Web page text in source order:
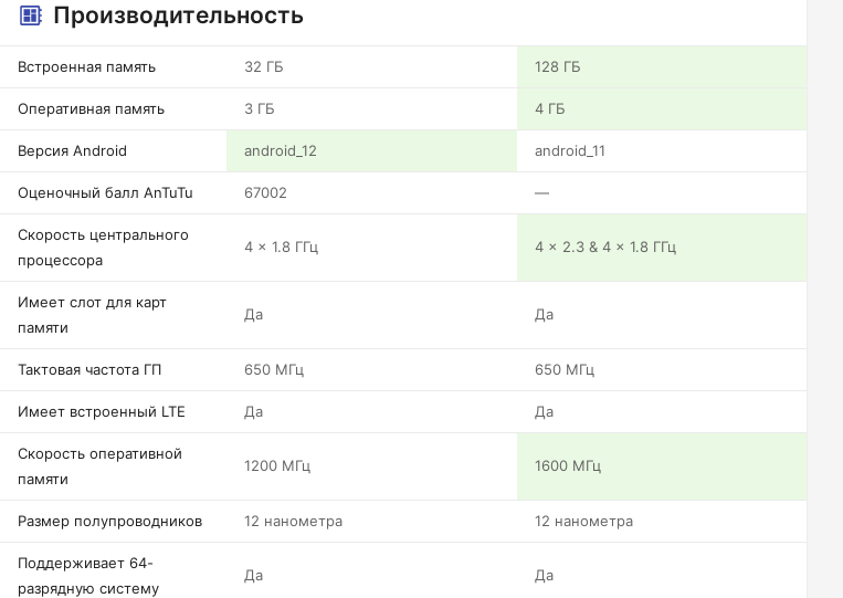
Производительность
Встроенная память 32 ГБ 128 ГБ
Оперативная память 3 ГБ 4 ГБ
Версия Android android_12 android_11
Оценочный балл AnTuTu 67002 —
Скорость центрального
процессора
4 x 1.8 ГГц 4 x 2.3 & 4 x 1.8 ГГц
Имеет слот для карт
памяти
Да Да
Тактовая частота ГП 650 МГц 650 МГц
Имеет встроенный LTE Да Да
Скорость оперативной
памяти
1200 МГц 1600 МГц
Размер полупроводников 12 нанометра 12 нанометра
Поддерживает 64-
разрядную систему
Да Да